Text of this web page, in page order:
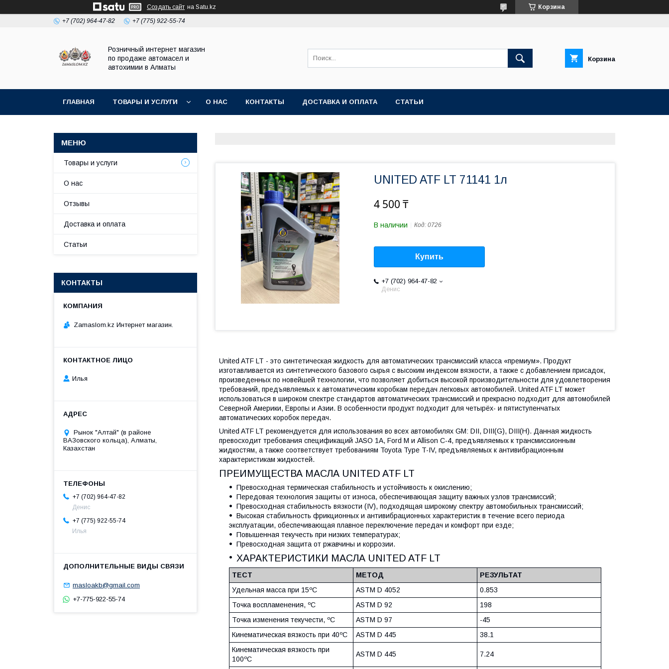
Создать сайт на Satu.kz Корзина
+7 (702) 964-47-82 +7 (775) 922-55-74
Розничный интернет магазин
по продаже автомасел и
автохимии в Алматы
Корзина
ГЛАВНАЯ ТОВАРЫ И УСЛУГИ О НАС КОНТАКТЫ ДОСТАВКА И ОПЛАТА СТАТЬИ
UNITED ATF LT 71141 1л
4 500 ₸
В наличии Код: 0726
Купить
+7 (702) 964-47-82
Денис
United ATF LT - это синтетическая жидкость для автоматических трансмиссий класса «премиум». Продукт
изготавливается из синтетического базового сырья с высоким индексом вязкости, а также с добавлением присадок,
произведенных по новейшей технологии, что позволяет добиться высокой производительности для удовлетворения
требований, предъявляемых к автоматическим коробкам передач легковых автомобилей. United ATF LT может
использоваться в широком спектре стандартов автоматических трансмиссий и прекрасно подходит для автомобилей
Северной Америки, Европы и Азии. В особенности продукт подходит для четырёх- и пятиступенчатых
автоматических коробок передач.
United ATF LT рекомендуется для использования во всех автомобилях GM: DII, DIII(G), DIII(H). Данная жидкость
превосходит требования спецификаций JASO 1A, Ford M и Allison C-4, предъявляемых к трансмиссионным
жидкостям, а также соответствует требованиям Toyota Type T-IV, предъявляемых к антивибрационным
характеристикам жидкостей.
ПРЕИМУЩЕСТВА МАСЛА UNITED ATF LT
Превосходная термическая стабильность и устойчивость к окислению;
Передовая технология защиты от износа, обеспечивающая защиту важных узлов трансмиссий;
Превосходная стабильность вязкости (IV), подходящая широкому спектру автомобильных трансмиссий;
Высокая стабильность фрикционных и антивибрационных характеристик в течение всего периода
эксплуатации, обеспечивающая плавное переключение передач и комфорт при езде;
Повышенная текучесть при низких температурах;
Превосходная защита от ржавчины и коррозии.
ХАРАКТЕРИСТИКИ МАСЛА UNITED ATF LT
ТЕСТ МЕТОД
РЕЗУЛЬТАТ
Удельная масса при 15ºC
ASTM D 4052
0.853
Точка воспламенения, ºC
ASTM D 92
198
Точка изменения текучести, ºC
ASTM D 97
-45
Кинематическая вязкость при 40ºC
ASTM D 445
38.1
Кинематическая вязкость при
100ºC
ASTM D 445 7.24
Товары и услуги
О нас
Отзывы
Доставка и оплата
Статьи
КОНТАКТЫ
Zamaslom.kz Интернет магазин.
Илья
Рынок "Алтай" (в районе
ВАЗовского кольца), Алматы,
Казахстан
+7 (702) 964-47-82
Денис
+7 (775) 922-55-74
Илья
masloakb@gmail.com
+7-775-922-55-74